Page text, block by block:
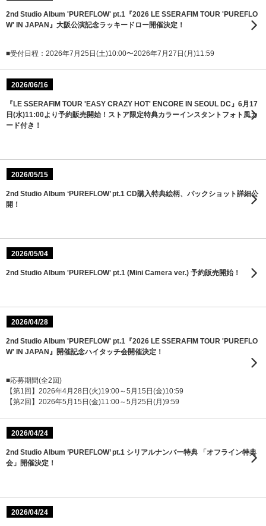
2nd Studio Album 'PUREFLOW' pt.1『2026 LE SSERAFIM TOUR 'PUREFLO
W' IN JAPAN』大阪公演記念ラッキードロー開催決定！
■受付日程：2026年7月25日(土)10:00〜2026年7月27日(月)11:59
2026/06/16
『LE SSERAFIM TOUR 'EASY CRAZY HOT' ENCORE IN SEOUL DC』6月17
日(水)11:00より予約販売開始！ストア限定特典カラーインスタントフォト風カ
ード付き！
2026/05/15
2nd Studio Album ‘PUREFLOW’ pt.1 CD購入特典絵柄、パックショット詳細公
開！
2026/05/04
2nd Studio Album 'PUREFLOW' pt.1 (Mini Camera ver.) 予約販売開始！
2026/04/28
2nd Studio Album 'PUREFLOW' pt.1『2026 LE SSERAFIM TOUR 'PUREFLO
W' IN JAPAN』開催記念ハイタッチ会開催決定！
■応募期間(全2回)
【第1回】2026年4月28日(火)19:00～5月15日(金)10:59
【第2回】2026年5月15日(金)11:00～5月25日(月)9:59
2026/04/24
2nd Studio Album ’PUREFLOW’ pt.1 シリアルナンバー特典 「オフライン特典
会」開催決定！
2026/04/24